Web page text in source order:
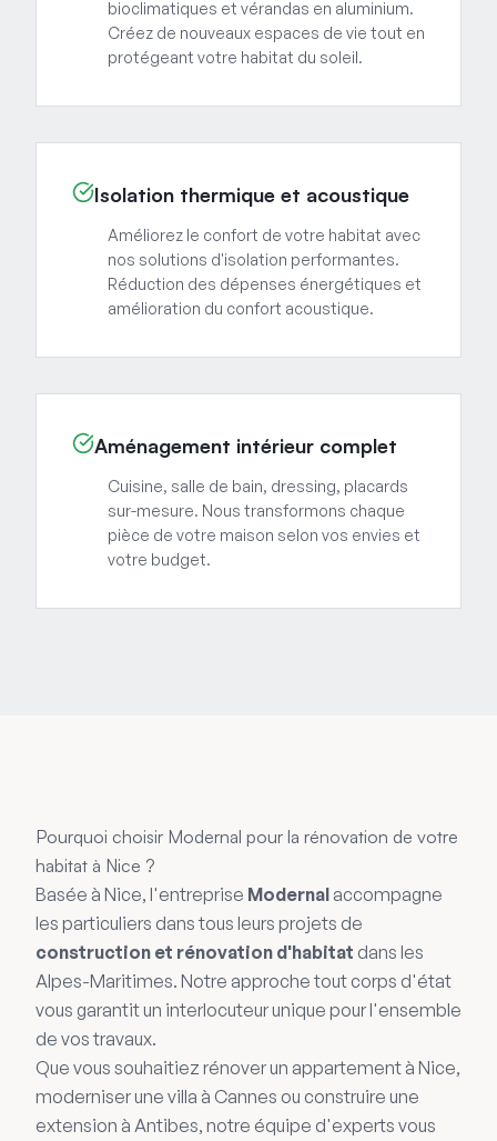
bioclimatiques et vérandas en aluminium.
Créez de nouveaux espaces de vie tout en
protégeant votre habitat du soleil.
Isolation thermique et acoustique
Améliorez le confort de votre habitat avec
nos solutions d'isolation performantes.
Réduction des dépenses énergétiques et
amélioration du confort acoustique.
Aménagement intérieur complet
Cuisine, salle de bain, dressing, placards
sur-mesure. Nous transformons chaque
pièce de votre maison selon vos envies et
votre budget.
Pourquoi choisir Modernal pour la rénovation de votre
habitat à Nice ?
Basée à Nice, l'entreprise Modernal accompagne
les particuliers dans tous leurs projets de
construction et rénovation d'habitat dans les
Alpes-Maritimes. Notre approche tout corps d'état
vous garantit un interlocuteur unique pour l'ensemble
de vos travaux.
Que vous souhaitiez rénover un appartement à Nice,
moderniser une villa à Cannes ou construire une
extension à Antibes, notre équipe d'experts vous